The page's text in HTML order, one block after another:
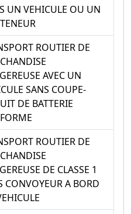
UN VEHICULE OU UN
ROUTIER DE
AVEC UN
SANS COUPE-
DE BATTERIE
ROUTIER DE
DE CLASSE 1
CONVOYEUR A BORD